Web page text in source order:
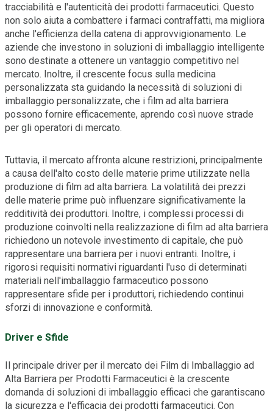
tracciabilità e l'autenticità dei prodotti farmaceutici. Questo
non solo aiuta a combattere i farmaci contraffatti, ma migliora
anche l'efficienza della catena di approvvigionamento. Le
aziende che investono in soluzioni di imballaggio intelligente
sono destinate a ottenere un vantaggio competitivo nel
mercato. Inoltre, il crescente focus sulla medicina
personalizzata sta guidando la necessità di soluzioni di
imballaggio personalizzate, che i film ad alta barriera
possono fornire efficacemente, aprendo così nuove strade
per gli operatori di mercato.
Tuttavia, il mercato affronta alcune restrizioni, principalmente
a causa dell'alto costo delle materie prime utilizzate nella
produzione di film ad alta barriera. La volatilità dei prezzi
delle materie prime può influenzare significativamente la
redditività dei produttori. Inoltre, i complessi processi di
produzione coinvolti nella realizzazione di film ad alta barriera
richiedono un notevole investimento di capitale, che può
rappresentare una barriera per i nuovi entranti. Inoltre, i
rigorosi requisiti normativi riguardanti l'uso di determinati
materiali nell'imballaggio farmaceutico possono
rappresentare sfide per i produttori, richiedendo continui
sforzi di innovazione e conformità.
Driver e Sfide
Il principale driver per il mercato dei Film di Imballaggio ad
Alta Barriera per Prodotti Farmaceutici è la crescente
domanda di soluzioni di imballaggio efficaci che garantiscano
la sicurezza e l'efficacia dei prodotti farmaceutici. Con